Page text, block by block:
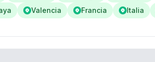
Valencia Francia Italia